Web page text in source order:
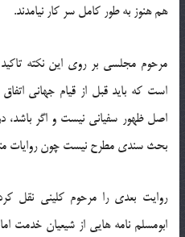
هم هنوز به طور کامل سر کار نیامدند.
مرحوم مجلسی بر روی این نکته
است که باید قبل از قیام جهانی
اصل ظهور سفیانی نیست و اگر باشد،
بحث سندی مطرح نیست چون روایات
روایت بعدی را مرحوم کلینی نقل
ابومسلم نامه هایی از شیعیان خدمت